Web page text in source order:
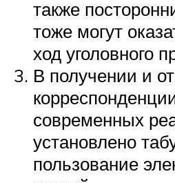
также
тоже могут
ход уголовного
В получении и
современных
установлено
пользование